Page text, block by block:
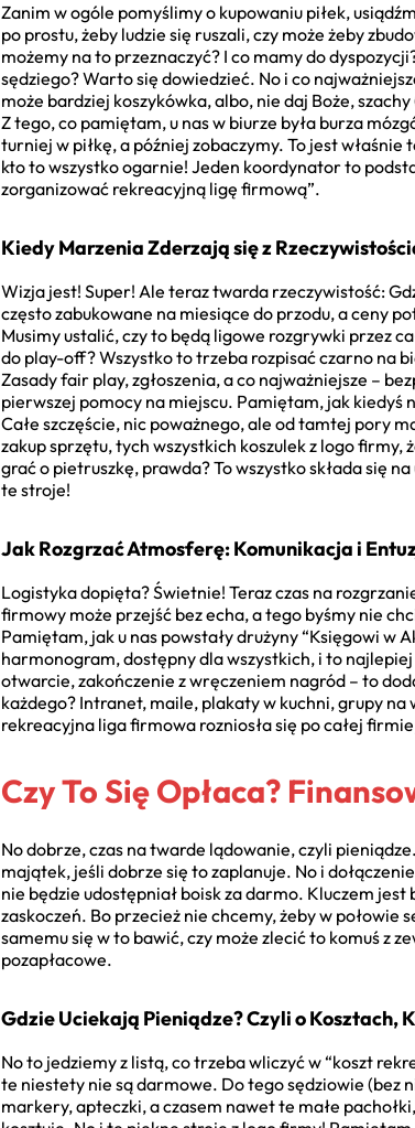
Zanim w ogóle pomyślimy o kupowaniu piłek,
po prostu, żeby ludzie się ruszali, czy może żeby
możemy na to przeznaczyć? I co mamy do
sędziego? Warto się dowiedzieć. No i co
może bardziej koszykówka, albo, nie daj Boże,
Z tego, co pamiętam, u nas w biurze była burza
turniej w piłkę, a później zobaczymy. To jest
kto to wszystko ogarnie! Jeden koordynator to
zorganizować rekreacyjną ligę firmową”.
Kiedy Marzenia Zderzają się z
Wizja jest! Super! Ale teraz twarda rzeczywistość:
często zabukowane na miesiące do przodu, a ceny
Musimy ustalić, czy to będą ligowe rozgrywki przez
do play-off? Wszystko to trzeba rozpisać czarno na
Zasady fair play, zgłoszenia, a co najważniejsze –
pierwszej pomocy na miejscu. Pamiętam, jak kiedyś
Całe szczęście, nic poważnego, ale od tamtej pory
zakup sprzętu, tych wszystkich koszulek z logo firmy,
grać o pietruszkę, prawda? To wszystko składa się
te stroje!
Jak Rozgrzać Atmosferę: Komunikacja i
Logistyka dopięta? Świetnie! Teraz czas na
firmowy może przejść bez echa, a tego byśmy nie
Pamiętam, jak u nas powstały drużyny “Księgowi w
harmonogram, dostępny dla wszystkich, i to
otwarcie, zakończenie z wręczeniem nagród – to
każdego? Intranet, maile, plakaty w kuchni, grupy
rekreacyjna liga firmowa rozniosła się po całej
Czy To Się Opłaca?
No dobrze, czas na twarde lądowanie, czyli
majątek, jeśli dobrze się to zaplanuje. No i
nie będzie udostępniał boisk za darmo. Kluczem
zaskoczeń. Bo przecież nie chcemy, żeby w połowie
samemu się w to bawić, czy może zlecić to komuś z
pozapłacowe.
Gdzie Uciekają Pieniądze? Czyli o Kosztach,
No to jedziemy z listą, co trzeba wliczyć w “koszt
te niestety nie są darmowe. Do tego sędziowie (bez
markery, apteczki, a czasem nawet te małe